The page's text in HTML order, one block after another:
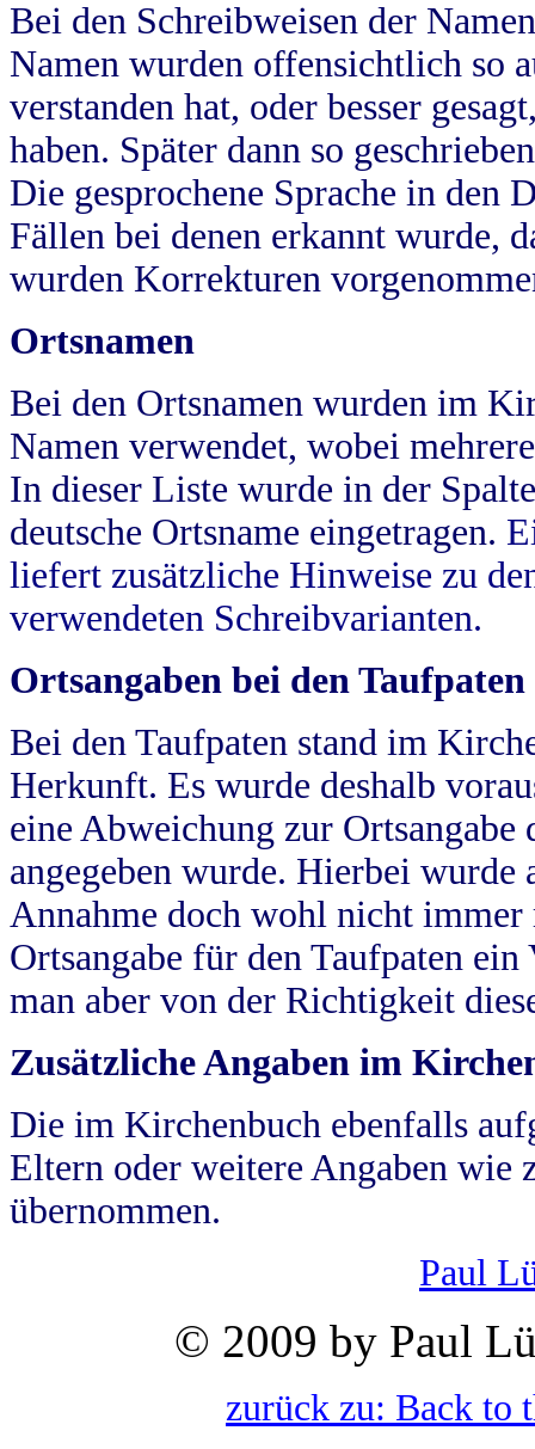
Bei den Schreibweisen der
Namen wurden offensichtlich so
verstanden hat, oder besser
haben. Später dann so
Die gesprochene Sprache in
Fällen bei denen erkannt wurde,
wurden Korrekturen
Ortsnamen
Bei den Ortsnamen wurden im
Namen verwendet, wobei
In dieser Liste wurde in der
deutsche Ortsname eingetragen.
liefert zusätzliche Hinweise zu
verwendeten Schreibvarianten.
Ortsangaben bei den Taufpaten
Bei den Taufpaten stand im
Herkunft. Es wurde deshalb
eine Abweichung zur
angegeben wurde. Hierbei wurde
Annahme doch wohl nicht
Ortsangabe für den Taufpaten
man aber von der Richtigkeit
Zusätzliche Angaben im
Die im Kirchenbuch ebenfalls
Eltern oder weitere Angaben wie
übernommen.
Paul
© 2009 by Paul
zurück zu: Back to